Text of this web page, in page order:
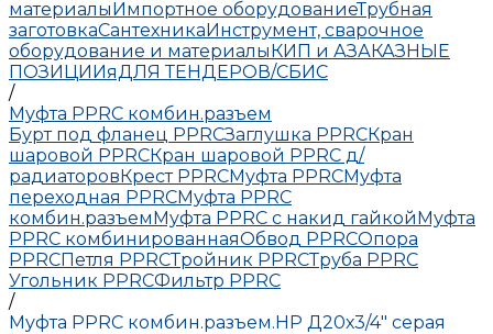
материалыИмпортное оборудованиеТрубная
заготовкаСантехникаИнструмент, сварочное
оборудование и материалыКИП и АЗАКАЗНЫЕ
ПОЗИЦИИяДЛЯ ТЕНДЕРОВ/СБИС
/
Муфта РРRC комбин.разъем
Бурт под фланец РРRCЗаглушка РРRCКран
шаровой PPRCКран шаровой PPRC д/
радиаторовКрест PPRCМуфта PPRCМуфта
переходная PPRCМуфта РРRC
комбин.разъемМуфта PPRC с накид гайкойМуфта
РРRC комбинированнаяОбвод РРRCОпора
РРRCПетля РРRCТройник РРRCТруба РРRC
Угольник РРRCФильтр PPRC
/
Муфта РРRC комбин.разъем.НР Д20х3/4" серая